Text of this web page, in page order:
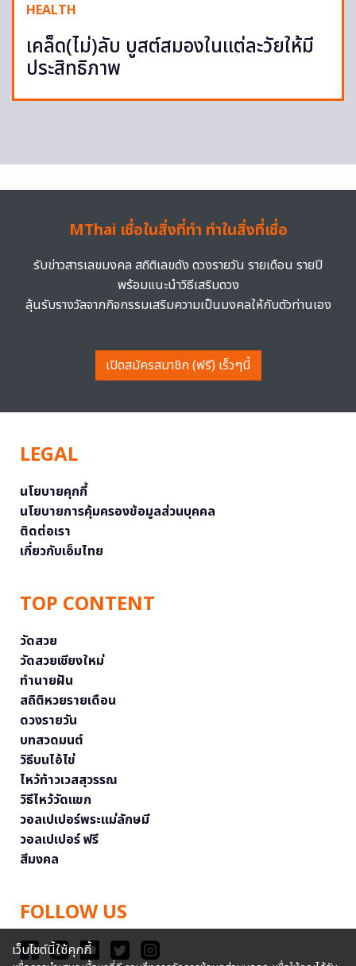
HEALTH
เคล็ด(ไม่)ลับ บูสต์สมองในแต่ละวัยให้มี
ประสิทธิภาพ
MThai เชื่อในสิ่งที่ทำ ทำในสิ่งที่เชื่อ
รับข่าวสารเลขมงคล สถิติเลขดัง ดวงรายวัน รายเดือน รายปี
พร้อมแนะนำวิธีเสริมดวง
ลุ้นรับรางวัลจากกิจกรรมเสริมความเป็นมงคลให้กับตัวท่านเอง
เปิดสมัครสมาชิก (ฟรี) เร็วๆนี้
LEGAL
นโยบายคุกกี้
นโยบายการคุ้มครองข้อมูลส่วนบุคคล
ติดต่อเรา
เกี่ยวกับเอ็มไทย
TOP CONTENT
วัดสวย
วัดสวยเชียงใหม่
ทำนายฝัน
สถิติหวยรายเดือน
ดวงรายวัน
บทสวดมนต์
วิธีบนไอ้ไข่
ไหว้ท้าวเวสสุวรรณ
วิธีไหว้วัดแขก
วอลเปเปอร์พระแม่ลักษมี
วอลเปเปอร์ ฟรี
สีมงคล
FOLLOW US
เว็บไซต์นี้ใช้คุกกี้